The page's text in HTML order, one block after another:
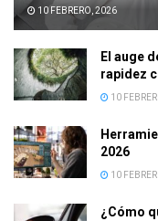
10 FEBRERO, 2026
El auge
rapidez
10
2026
10
¿Cómo